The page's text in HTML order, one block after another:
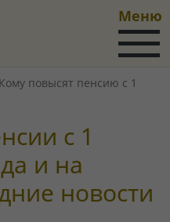
Меню
Кому повысят пенсию с 1
с 1
и на
новости